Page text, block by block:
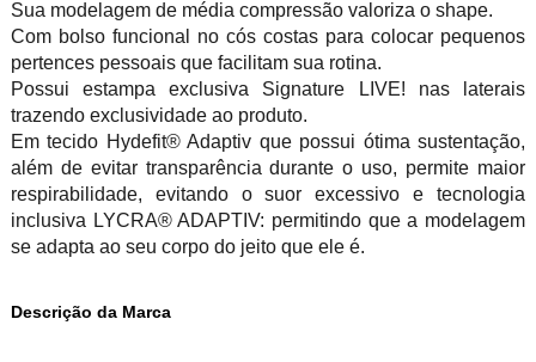
Sua modelagem de média compressão valoriza o shape.
Com bolso funcional no cós costas para colocar pequenos
pertences pessoais que facilitam sua rotina.
Possui estampa exclusiva Signature LIVE! nas laterais
trazendo exclusividade ao produto.
Em tecido Hydefit® Adaptiv que possui ótima sustentação,
além de evitar transparência durante o uso, permite maior
respirabilidade, evitando o suor excessivo e tecnologia
inclusiva LYCRA® ADAPTIV: permitindo que a modelagem
se adapta ao seu corpo do jeito que ele é.
Descrição da Marca